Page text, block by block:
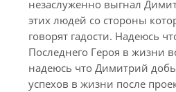
незаслуженно выгнал
этих людей со стороны
говорят гадости. Надеюсь
Последнего Героя в жизни
надеюсь что Димитрий
успехов в жизни после